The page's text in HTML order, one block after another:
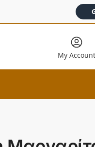
My Account